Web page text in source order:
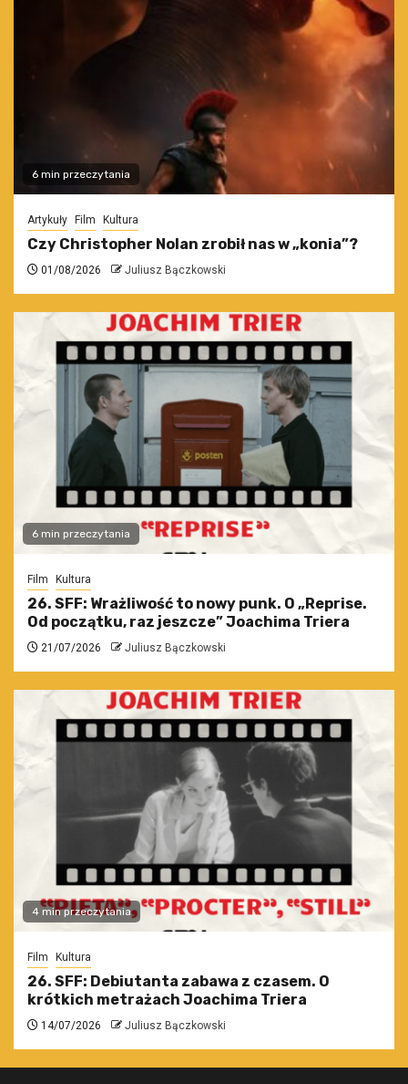
6 min przeczytania
Artykuły Film Kultura
Czy Christopher Nolan zrobił nas w „konia”?
01/08/2026 Juliusz Bączkowski
6 min przeczytania
Film Kultura
26. SFF: Wrażliwość to nowy punk. O „Reprise.
Od początku, raz jeszcze” Joachima Triera
21/07/2026 Juliusz Bączkowski
4 min przeczytania
Film Kultura
26. SFF: Debiutanta zabawa z czasem. O
krótkich metrażach Joachima Triera
14/07/2026 Juliusz Bączkowski